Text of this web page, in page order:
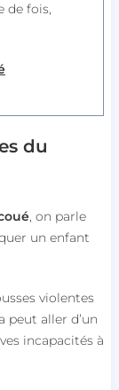
de fois,
du
, on parle
un enfant
violentes
peut aller d’un
incapacités à